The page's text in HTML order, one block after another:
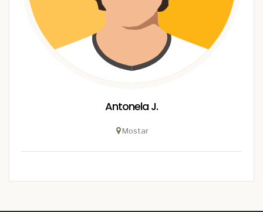
Antonela J.
Mostar